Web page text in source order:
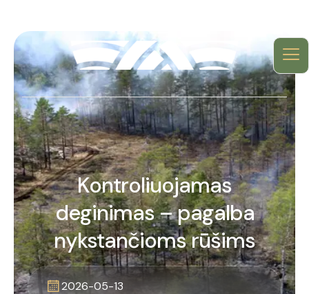
Kontroliuojamas
deginimas – pagalba
nykstančioms rūšims
2026-05-13